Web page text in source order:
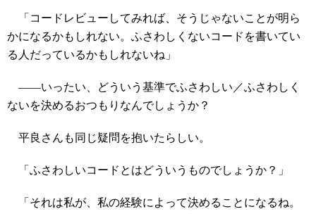
「コードレビューしてみれば、そうじゃないことが明ら
かになるかもしれない。ふさわしくないコードを書いてい
る人だっているかもしれないね」
――いったい、どういう基準でふさわしい／ふさわしく
ないを決めるおつもりなんでしょうか？
平良さんも同じ疑問を抱いたらしい。
「ふさわしいコードとはどういうものでしょうか？」
「それは私が、私の経験によって決めることになるね。